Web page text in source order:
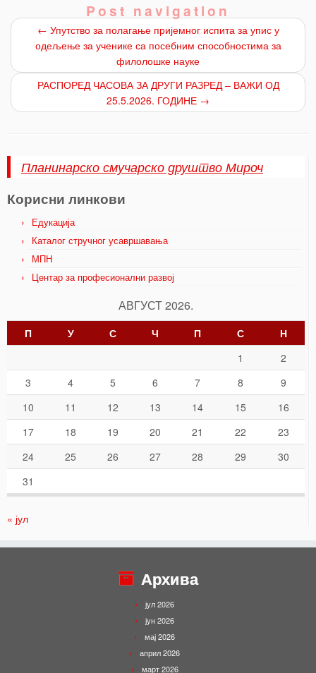
Post navigation
← Упутство за полагање пријемног испита за упис у
одељење за ученике са посебним способностима за
филолошке науке
РАСПОРЕД ЧАСОВА ЗА ДРУГИ РАЗРЕД – ВАЖИ ОД
25.5.2026. ГОДИНЕ →
Планинарско смучарско друштво Мироч
Корисни линкови
Едукација
Каталог стручног усавршавања
МПН
Центар за професионални развој
АВГУСТ 2026.
П У С Ч П С
Н
1
2
3
4 5 6 7 8
9
10
11 12 13 14 15
16
17
18 19 20 21 22
23
24
25 26 27 28 29
30
31
« јул
Архива
јул 2026
јун 2026
мај 2026
април 2026
март 2026